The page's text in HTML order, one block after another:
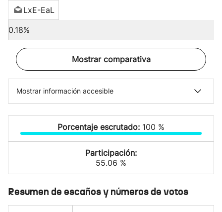
LxE-EaL
0.18%
Mostrar comparativa
Mostrar información accesible
Porcentaje escrutado: 100 %
Participación:
55.06 %
Resumen de escaños y números de votos